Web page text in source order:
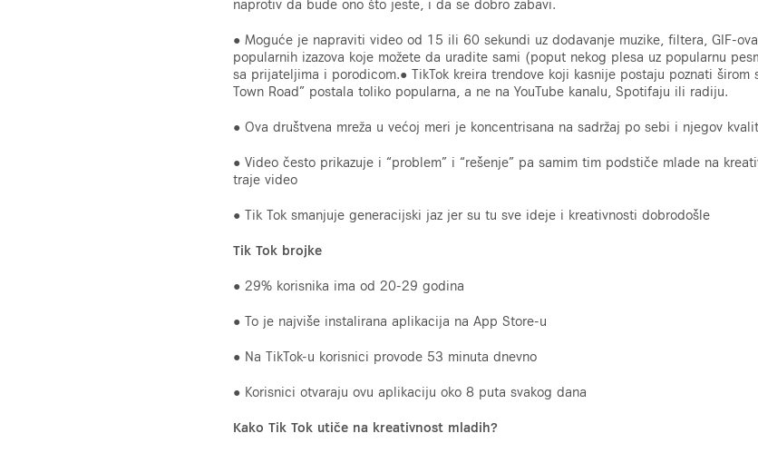
naprotiv da bude ono što jeste, i da se dobro zabavi.
● Moguće je napraviti video od 15 ili 60 sekundi uz dodavanje muzike, filtera, GIF-
popularnih izazova koje možete da uradite sami (poput nekog plesa uz popularnu
sa prijateljima i porodicom.● TikTok kreira trendove koji kasnije postaju poznati širom
Town Road” postala toliko popularna, a ne na YouTube kanalu, Spotifaju ili radiju.
● Ova društvena mreža u većoj meri je koncentrisana na sadržaj po sebi i njegov
● Video često prikazuje i “problem” i “rešenje” pa samim tim podstiče mlade na
traje video
● Tik Tok smanjuje generacijski jaz jer su tu sve ideje i kreativnosti dobrodošle
Tik Tok brojke
● 29% korisnika ima od 20-29 godina
● To je najviše instalirana aplikacija na App Store-u
● Na TikTok-u korisnici provode 53 minuta dnevno
● Korisnici otvaraju ovu aplikaciju oko 8 puta svakog dana
Kako Tik Tok utiče na kreativnost mladih?